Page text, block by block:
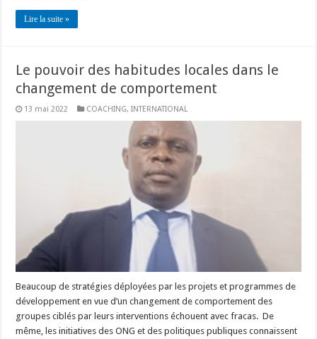
Lire la suite »
Le pouvoir des habitudes locales dans le
changement de comportement
13 mai 2022 COACHING,INTERNATIONAL
Beaucoup de stratégies déployées par les projets et programmes de
développement en vue d’un changement de comportement des
groupes ciblés par leurs interventions échouent avec fracas. De
même, les initiatives des ONG et des politiques publiques connaissent